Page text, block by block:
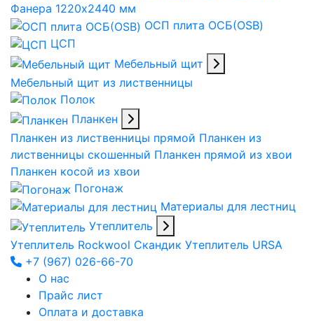
Фанера 1220х2440 мм
ОСП плита ОСБ(OSB)
ЦСП
Мебельный щит
Мебельный щит из лиственницы
Полок
Планкен
Планкен из лиственницы прямой Планкен из
лиственницы скошенный Планкен прямой из хвои
Планкен косой из хвои
Погонаж
Материалы для лестниц
Утеплитель
Утеплитель Rockwool Скандик Утеплитель URSA
+7 (967) 026-66-70
О нас
Прайс лист
Оплата и доставка